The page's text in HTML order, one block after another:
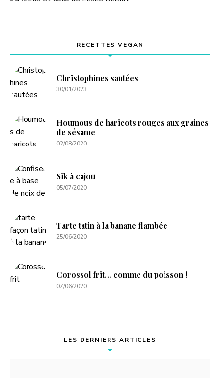
RECETTES VEGAN
Christophines sautées
30/01/2023
Houmous de haricots rouges aux graines
de sésame
02/08/2020
Sik à cajou
05/07/2020
Tarte tatin à la banane flambée
25/06/2020
Corossol frit… comme du poisson !
07/06/2020
LES DERNIERS ARTICLES